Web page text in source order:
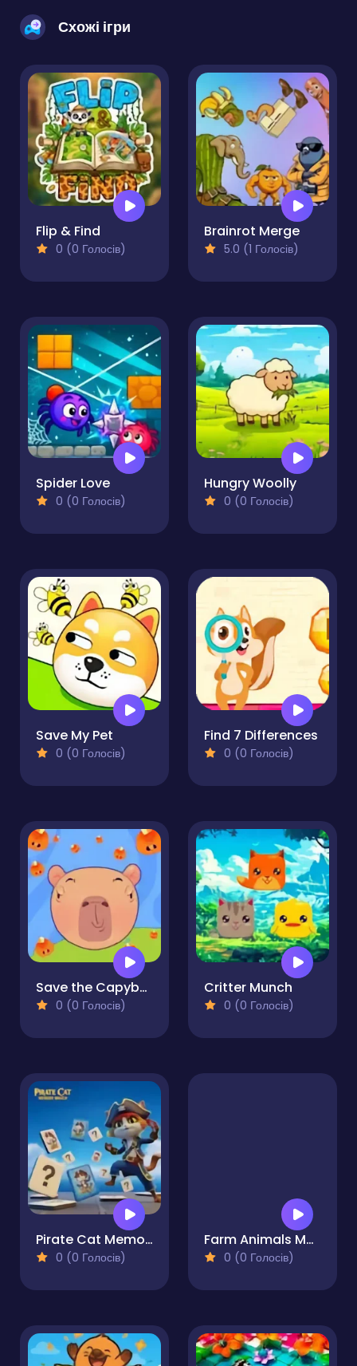
Схожі ігри
Flip & Find
0 (0 Голосів)
Brainrot Merge
5.0 (1 Голосів)
Spider Love
0 (0 Голосів)
Hungry Woolly
0 (0 Голосів)
Save My Pet
0 (0 Голосів)
Find 7 Differences
0 (0 Голосів)
Save the Capybara
0 (0 Голосів)
Critter Munch
0 (0 Голосів)
Pirate Cat Memory Match
0 (0 Голосів)
Farm Animals Memory Cards
0 (0 Голосів)